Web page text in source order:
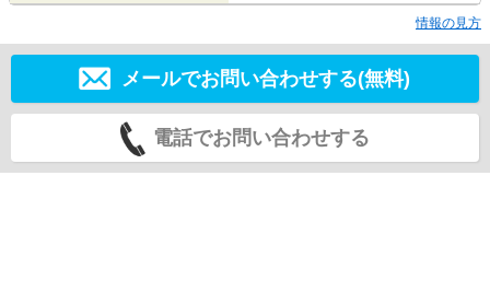
情報の見方
メールでお問い合わせする(無料)
電話でお問い合わせする